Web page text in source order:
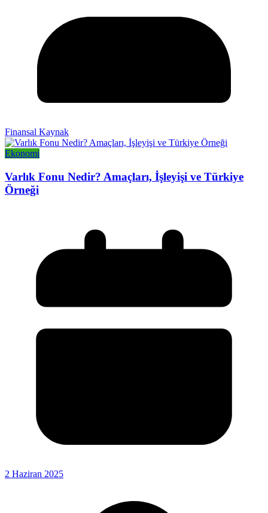
Finansal Kaynak
Ekonomi
Varlık Fonu Nedir? Amaçları, İşleyişi ve Türkiye
Örneği
2 Haziran 2025